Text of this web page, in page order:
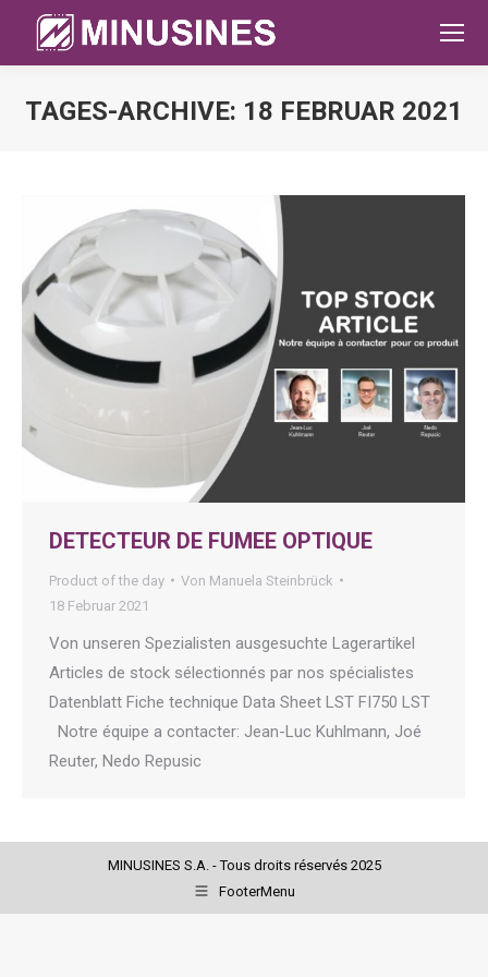
TAGES-ARCHIVE: 18 FEBRUAR 2021
DETECTEUR DE FUMEE OPTIQUE
Product of the day Von Manuela Steinbrück
18 Februar 2021
Von unseren Spezialisten ausgesuchte Lagerartikel
Articles de stock sélectionnés par nos spécialistes
Datenblatt Fiche technique Data Sheet LST FI750 LST
Notre équipe a contacter: Jean-Luc Kuhlmann, Joé
Reuter, Nedo Repusic
MINUSINES S.A. - Tous droits réservés 2025
FooterMenu